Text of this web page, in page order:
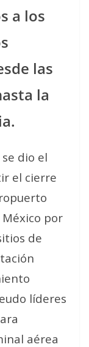
a los
las
la
dio el
el cierre
por
de
líderes
aérea